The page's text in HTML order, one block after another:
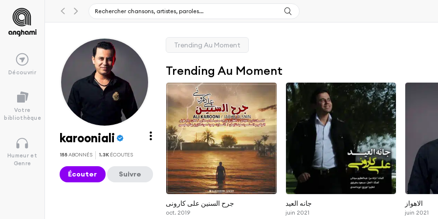
Découvrir
Votre
bibliothèque
Humeur et
Genre
karooniali
155ABONNÉS 1.3K ÉCOUTES
Écouter Suivre
Trending Au Moment
Trending Au Moment
جرح السنین علی کارونی
oct. 2019
جانه العید
juin 2021
الاهواز
juin 2021